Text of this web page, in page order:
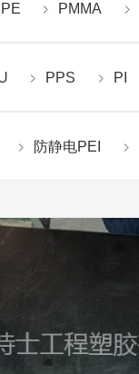
PE PMMA
PPS PI
防静电PEI